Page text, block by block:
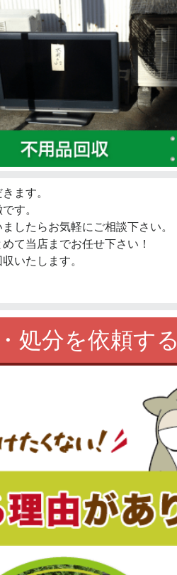
ます。
す。
したらお気軽にご相談下さい。
て当店までお任せ下さい！
いたします。
処分を依頼する